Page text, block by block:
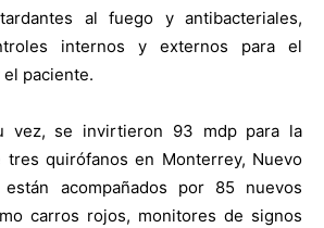
al fuego y antibacteriales,
internos y externos para el
paciente.
vez, se invirtieron 93 mdp para la
tres quirófanos en Monterrey, Nuevo
acompañados por 85 nuevos
carros rojos, monitores de signos